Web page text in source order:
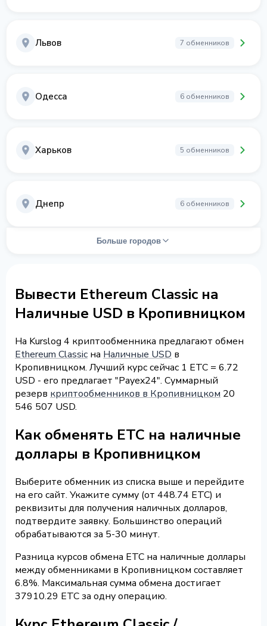
Львов 7 обменников
Одесса 6 обменников
Харьков 5 обменников
Днепр 6 обменников
Больше городов
Вывести Ethereum Classic на
Наличные USD в Кропивницком
На Kurslog 4 криптообменника предлагают обмен
Ethereum Classic на Наличные USD в
Кропивницком. Лучший курс сейчас 1 ETC = 6.72
USD - его предлагает "Payex24". Суммарный
резерв криптообменников в Кропивницком 20
546 507 USD.
Как обменять ETC на наличные
доллары в Кропивницком
Выберите обменник из списка выше и перейдите
на его сайт. Укажите сумму (от 448.74 ETC) и
реквизиты для получения наличных долларов,
подтвердите заявку. Большинство операций
обрабатываются за 5-30 минут.
Разница курсов обмена ETC на наличные доллары
между обменниками в Кропивницком составляет
6.8%. Максимальная сумма обмена достигает
37910.29 ETC за одну операцию.